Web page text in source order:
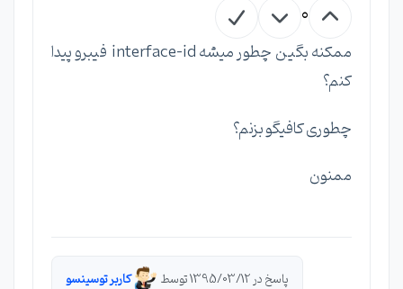
0
ممکنه بگین چطور میشه interface-id فیبرو پیدا
کنم؟
چطوری کافیگو بزنم؟
ممنون
پاسخ در 1395/03/12 توسط کاربر توسینسو